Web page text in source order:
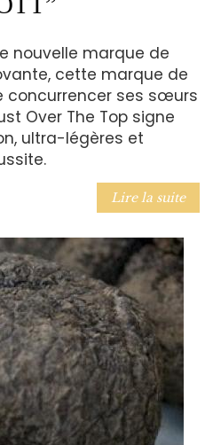
nouvelle marque de
cette marque de
concurrencer ses sœurs
Over The Top signe
ultra-légères et
Lire la suite